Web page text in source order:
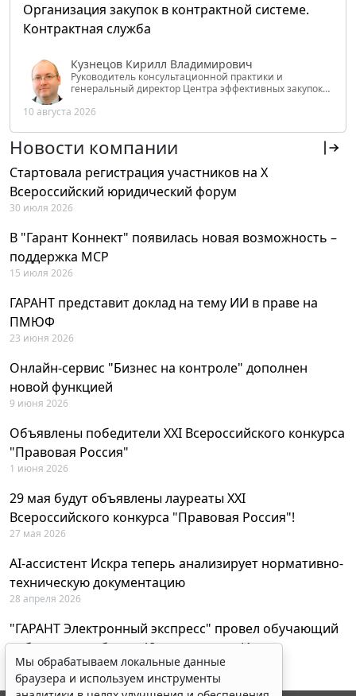
Организация закупок в контрактной системе.
Контрактная служба
Кузнецов Кирилл Владимирович
Руководитель консультационной практики и
генеральный директор Центра эффективных закупок
РФ
10 августа 2026
Новости компании
Стартовала регистрация участников на X
Всероссийский юридический форум
30 июля 2026
В "Гарант Коннект" появилась новая возможность –
поддержка MCP
15 июля 2026
ГАРАНТ представит доклад на тему ИИ в праве на
ПМЮФ
23 июня 2026
Онлайн-сервис "Бизнес на контроле" дополнен
новой функцией
9 июня 2026
Объявлены победители XXI Всероссийского конкурса
"Правовая Россия"
1 июня 2026
29 мая будут объявлены лауреаты XXI
Всероссийского конкурса "Правовая Россия"!
27 мая 2026
AI-ассистент Искра теперь анализирует нормативно-
техническую документацию
28 апреля 2026
"ГАРАНТ Электронный экспресс" провел обучающий
вебинар по работе с AI-ассистентом Искра
23 апреля 2026
Мы обрабатываем локальные данные
браузера и используем инструменты